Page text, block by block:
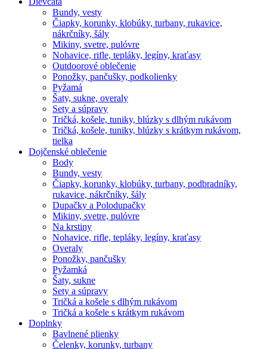
Bundy, vesty
Čiapky, korunky, klobúky, turbany, rukavice,
nákrčníky, šály
Mikiny, svetre, pulóvre
Nohavice, rifle, tepláky, legíny, kraťasy
Outdoorové oblečenie
Ponožky, pančušky, podkolienky
Pyžamá
Šaty, sukne, overaly
Sety a súpravy
Tričká, košele, tuniky, blúzky s dlhým rukávom
Tričká, košele, tuniky, blúzky s krátkym rukávom,
tielka
Dojčenské oblečenie
Body
Bundy, vesty
Čiapky, korunky, klobúky, turbany, podbradníky,
rukavice, nákrčníky, šály
Dupačky a Polodupačky
Mikiny, svetre, pulóvre
Na krstiny
Nohavice, rifle, tepláky, legíny, kraťasy
Overaly
Ponožky, pančušky
Pyžamká
Šaty, sukne
Sety a súpravy
Tričká a košele s dlhým rukávom
Tričká a košele s krátkym rukávom
Doplnky
Bavlnené plienky
Čelenky, korunky, turbany